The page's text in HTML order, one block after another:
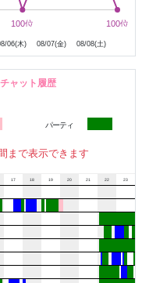
ーーーーーー
って、
女の子です🤣
みたいに、
っちゃいます。
こぼれて、
も、
いく。
しても、
。
100位
100位 100位
100位
06(木) 08/07(金) 08/08(土)
ャット履歴
パーティ
まで表示できます
17 18 19 20 21 22 23